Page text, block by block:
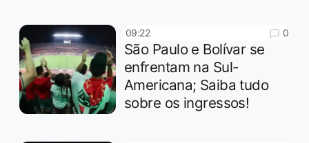
09:22 0
São Paulo e Bolívar se
enfrentam na Sul-
Americana; Saiba tudo
sobre os ingressos!